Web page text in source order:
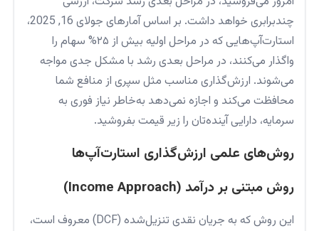
چندبرابری خواهد داشت. بر اساس آمارهای جولای 16, 2025،
استارت‌آپ‌هایی که در مراحل اولیه بیش از ۲۵% سهام را
واگذار می‌کنند، در مراحل بعدی رشد با مشکل جدی مواجه
می‌شوند. ارزش‌گذاری مناسب مثل سپری از منافع شما
محافظت می‌کند و اجازه نمی‌دهد به‌خاطر نیاز فوری به
سرمایه، دارایی آینده‌تان را زیر قیمت بفروشید.
روش‌های علمی ارزش‌گذاری استارت‌آپ‌ها
روش مبتنی بر درآمد (Income Approach)
این روش که به‌ جریان نقدی تنزیل‌شده (DCF) معروف است،